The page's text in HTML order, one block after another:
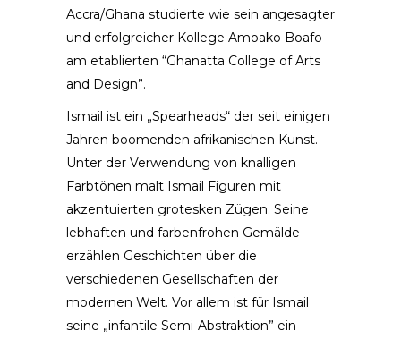
Accra/Ghana studierte wie sein angesagter
und erfolgreicher Kollege Amoako Boafo
am etablierten “Ghanatta College of Arts
and Design”.
Ismail ist ein „Spearheads“ der seit einigen
Jahren boomenden afrikanischen Kunst.
Unter der Verwendung von knalligen
Farbtönen malt Ismail Figuren mit
akzentuierten grotesken Zügen. Seine
lebhaften und farbenfrohen Gemälde
erzählen Geschichten über die
verschiedenen Gesellschaften der
modernen Welt. Vor allem ist für Ismail
seine „infantile Semi-Abstraktion” ein